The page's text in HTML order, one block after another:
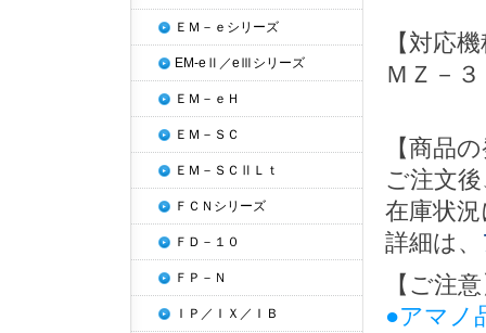
【対応
ＭＺ－
【商品
ご注文
在庫状
詳細は、
【ご注
●アマノ
ＥＭ－ｅシリーズ
EM-eⅡ／eⅢシリーズ
ＥＭ－ｅＨ
ＥＭ－ＳＣ
ＥＭ－ＳＣⅡＬｔ
ＦＣＮシリーズ
ＦＤ－１０
ＦＰ－Ｎ
ＩＰ／ＩＸ／ＩＢ